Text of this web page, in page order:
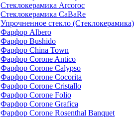
Стеклокерамика Arcoroc
Стеклокерамика CaBaRe
Упрочненное стекло (Стеклокерамика)
Фарфор Albero
Фарфор Bushido
Фарфор China Town
Фарфор Corone Antico
Фарфор Corone Calypso
Фарфор Corone Cocorita
Фарфор Corone Cristallo
Фарфор Corone Folio
Фарфор Corone Grafica
Фарфор Corone Rosenthal Banquet